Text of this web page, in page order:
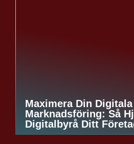
Maximera Din Digitala
Marknadsföring: Så
Digitalbyrå Ditt